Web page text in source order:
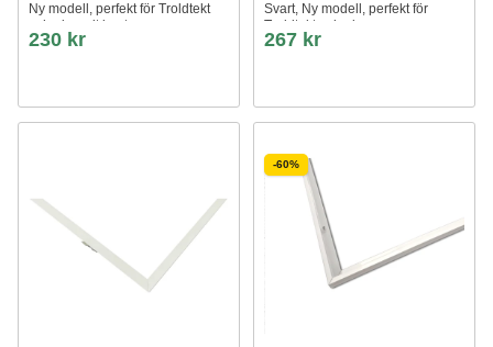
Ny modell, perfekt för Troldtekt
och gips, vit kant
230 kr
Svart, Ny modell, perfekt för
Troldtekt och gips
267 kr
-60%